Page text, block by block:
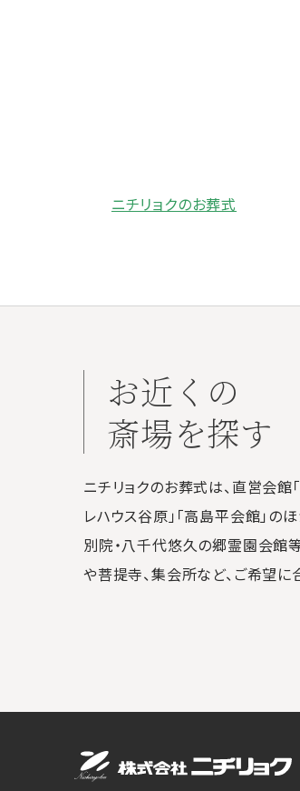
ニチリョクのお葬式
お近くの
斎場を探す
ニチリョクのお葬式は、直営会館
レハウス谷原」「高島平会館」
別院・八千代悠久の郷霊園会館
や菩提寺、集会所など、ご希望